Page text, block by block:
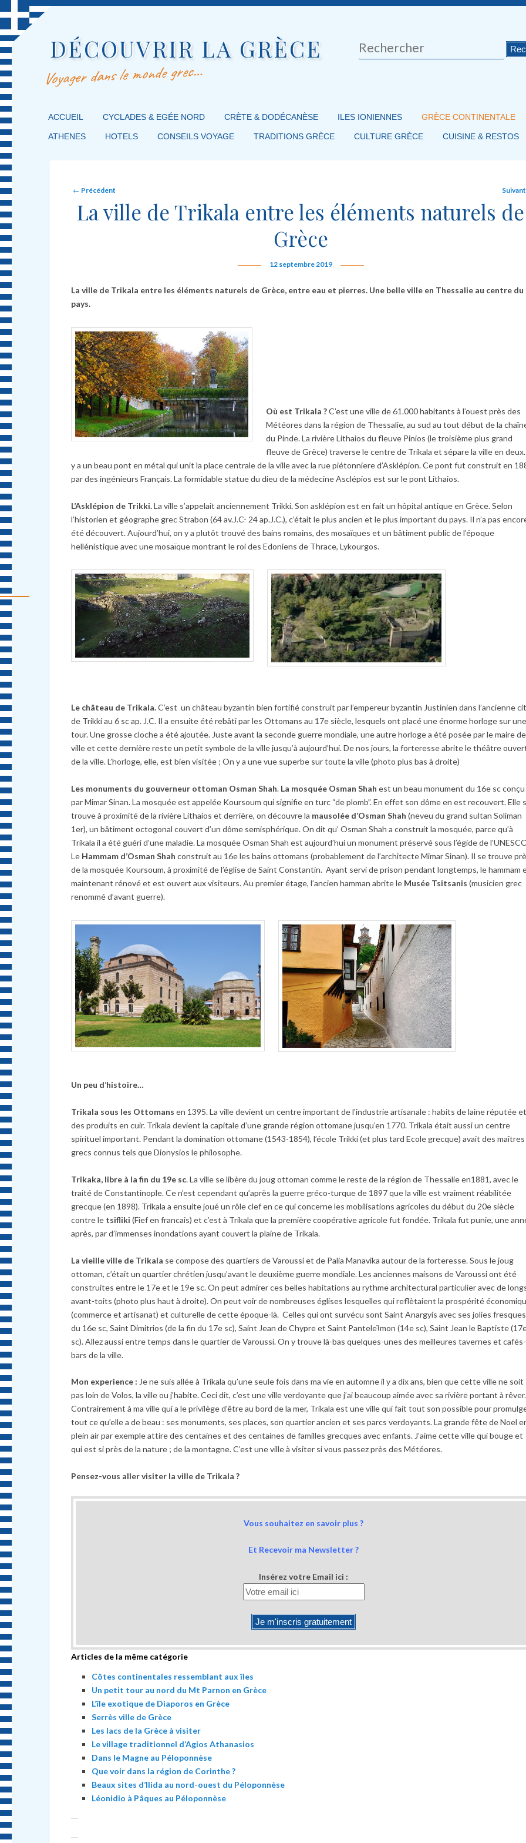
DÉCOUVRIR LA GRÈCE
Voyager dans le monde grec…
Rechercher
MENU PRINCIPAL
MASQUER LA NAVIGATION PRINCIPALE
MASQUER LA NAVIGATION SECONDAIRE
ACCUEIL CYCLADES & EGÉE NORD CRÈTE & DODÉCANÈSE ILES IONIENNES GRÈCE CONTINENTALE
ATHENES HOTELS CONSEILS VOYAGE TRADITIONS GRÈCE CULTURE GRÈCE CUISINE & RESTOS
Post navigation
← Précédent Suivant
La ville de Trikala entre les éléments naturels de
Grèce
12 septembre 2019
La ville de Trikala entre les éléments naturels de Grèce, entre eau et pierres. Une belle ville en Thessalie au centre du
pays.
Où est Trikala ?C’est une ville de 61.000 habitants à l’ouest près des
Météores dans la région de Thessalie, au sud au tout début de la
du Pinde. La rivière Lithaios du fleuve Pinios (le troisième plus grand
fleuve de Grèce) traverse le centre de Trikala et sépare la ville en
y a un beau pont en métal qui unit la place centrale de la ville avec la rue piétonniere d’Asklépion. Ce pont fut construit en
par des ingénieurs Français. La formidable statue du dieu de la médecine Asclépios est sur le pont Lithaios.
L’Asklépion de Trikki.La ville s’appelait anciennement Trikki.Son asklépion est en fait un hôpital antique en Grèce. Selon
l’historien et géographe grec Strabon (64 av.J.C- 24 ap.J.C.), c’était le plus ancien et le plus important du pays. Il n’a pas
été découvert. Aujourd’hui, on y a plutôt trouvé des bains romains, des mosaïques et un bâtiment public de l’époque
hellénistique avec une mosaïque montrant le roi des Edoniens de Thrace, Lykourgos.
Le château de Trikala.C’est un château byzantin bien fortifié construit par l’empereur byzantin Justinien dans l’ancienne
de Trikki au 6 sc ap. J.C. Il a ensuite été rebâti par les Ottomans au 17e siècle, lesquels ont placé une énorme horloge sur une
tour. Une grosse cloche a été ajoutée. Juste avant la seconde guerre mondiale, une autre horloge a été posée par le maire
ville et cette dernière reste un petit symbole de la ville jusqu’à aujourd’hui. De nos jours, la forteresse abrite le théâtre
de la ville. L’horloge, elle, est bien visitée ; On y a une vue superbe sur toute la ville (photo plus bas à droite)
Les monuments du gouverneur ottoman Osman Shah. La mosquée Osman Shah est un beau monument du 16e sc conçu
par Mimar Sinan. La mosquée est appelée Koursoum qui signifie en turc “de plomb”. En effet son dôme en est recouvert. Elle
trouve à proximité de la rivière Lithaios et derrière, on découvre la mausolée d’Osman Shah (neveu du grand sultan Soliman
1er), un bâtiment octogonal couvert d’un dôme semisphérique. On dit qu’ Osman Shah a construit la mosquée, parce qu’à
Trikala il a été guéri d’une maladie. La mosquée Osman Shah est aujourd’hui un monument préservé sous l’égide de
Le Hammam d’Osman Shah construit au 16e les bains ottomans (probablement de l’architecte Mimar Sinan). Il se trouve
de la mosquée Koursoum, à proximité de l’église de Saint Constantin. Ayant servi de prison pendant longtemps, le hammam
maintenant rénové et est ouvert aux visiteurs. Au premier étage, l’ancien hamman abrite le Musée Tsitsanis (musicien grec
renommé d’avant guerre).
Un peu d’histoire…
Trikala sous les Ottomans en 1395. La ville devient un centre important de l’industrie artisanale : habits de laine réputée et
des produits en cuir. Trikala devient la capitale d’une grande région ottomane jusqu’en 1770. Trikala était aussi un centre
spirituel important. Pendant la domination ottomane (1543-1854), l’école Trikki (et plus tard Ecole grecque) avait des maîtres
grecs connus tels que Dionysios le philosophe.
Trikaka, libre à la fin du 19e sc. La ville se libère du joug ottoman comme le reste de la région de Thessalie en1881, avec le
traité de Constantinople. Ce n’est cependant qu’après la guerre gréco-turque de 1897 que la ville est vraiment réabilitée
grecque (en 1898). Trikala a ensuite joué un rôle clef en ce qui concerne les mobilisations agricoles du début du 20e siècle
contre le tsifliki (Fief en francais) et c’est à Trikala que la première coopérative agricole fut fondée. Trikala fut punie, une
après, par d’immenses inondations ayant couvert la plaine de Trikala.
La vieille ville de Trikala se compose des quartiers de Varoussi et de Palia Manavika autour de la forteresse. Sous le joug
ottoman, c’était un quartier chrétien jusqu’avant le deuxième guerre mondiale. Les anciennes maisons de Varoussi ont été
construites entre le 17e et le 19e sc. On peut admirer ces belles habitations au rythme architectural particulier avec de
avant-toits (photo plus haut à droite). On peut voir de nombreuses églises lesquelles qui reflètaient la prospérité
(commerce et artisanat) et culturelle de cette époque-là. Celles qui ont survécu sont Saint Anargyis avec ses jolies fresques
du 16e sc, Saint Dimitrios (de la fin du 17e sc), Saint Jean de Chypre et Saint Panteleϊmon (14e sc), Saint Jean le Baptiste
sc). Allez aussi entre temps dans le quartier de Varoussi. On y trouve là-bas quelques-unes des meilleures tavernes et cafés-
bars de la ville.
Mon experience : Je ne suis allée à Trikala qu’une seule fois dans ma vie en automne il y a dix ans, bien que cette ville ne soit
pas loin de Volos, la ville ou j’habite. Ceci dit, c’est une ville verdoyante que j’ai beaucoup aimée avec sa rivière portant à rêver.
Contrairement à ma ville qui a le privilège d’être au bord de la mer, Trikala est une ville qui fait tout son possible pour
tout ce qu’elle a de beau : ses monuments, ses places, son quartier ancien et ses parcs verdoyants. La grande fête de Noel
plein air par exemple attire des centaines et des centaines de familles grecques avec enfants. J’aime cette ville qui bouge et
qui est si près de la nature ; de la montagne. C’est une ville à visiter si vous passez près des Météores.
Pensez-vous aller visiter la ville de Trikala ?
Vous souhaitez en savoir plus ?
Et Recevoir ma Newsletter ?
Insérez votre Email ici :
Articles de la même catégorie
Côtes continentales ressemblant aux îles
Un petit tour au nord du Mt Parnon en Grèce
L’île exotique de Diaporos en Grèce
Serrès ville de Grèce
Les lacs de la Grèce à visiter
Le village traditionnel d’Agios Athanasios
Dans le Magne au Péloponnèse
Que voir dans la région de Corinthe ?
Beaux sites d’Ilida au nord-ouest du Péloponnèse
Léonidio à Pâques au Péloponnèse